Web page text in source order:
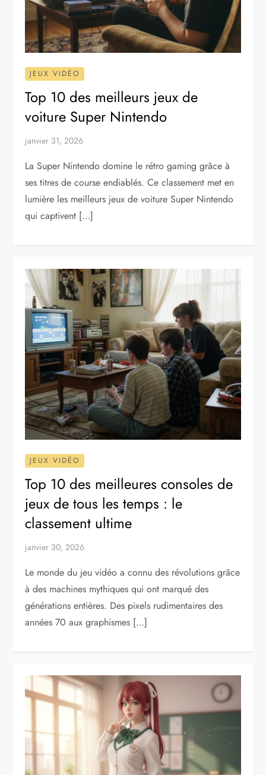
JEUX VIDÉO
Top 10 des meilleurs jeux de
voiture Super Nintendo
janvier 31, 2026
La Super Nintendo domine le rétro gaming grâce à
ses titres de course endiablés. Ce classement met en
lumière les meilleurs jeux de voiture Super Nintendo
qui captivent […]
JEUX VIDÉO
Top 10 des meilleures consoles de
jeux de tous les temps : le
classement ultime
janvier 30, 2026
Le monde du jeu vidéo a connu des révolutions grâce
à des machines mythiques qui ont marqué des
générations entières. Des pixels rudimentaires des
années 70 aux graphismes […]